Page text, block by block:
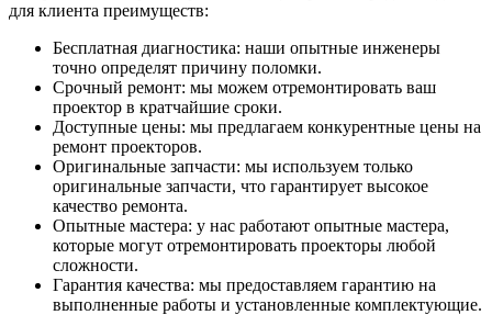
для клиента преимуществ:
Бесплатная диагностика: наши опытные инженеры
точно определят причину поломки.
Срочный ремонт: мы можем отремонтировать ваш
проектор в кратчайшие сроки.
Доступные цены: мы предлагаем конкурентные цены на
ремонт проекторов.
Оригинальные запчасти: мы используем только
оригинальные запчасти, что гарантирует высокое
качество ремонта.
Опытные мастера: у нас работают опытные мастера,
которые могут отремонтировать проекторы любой
сложности.
Гарантия качества: мы предоставляем гарантию на
выполненные работы и установленные комплектующие.